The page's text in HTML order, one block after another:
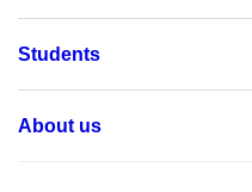
Students
About us